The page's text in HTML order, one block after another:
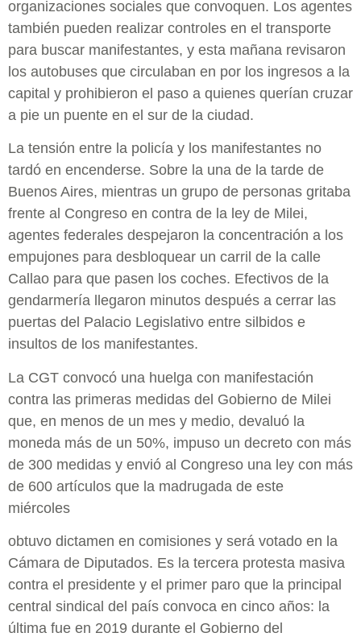
organizaciones sociales que convoquen. Los agentes
también pueden realizar controles en el transporte
para buscar manifestantes, y esta mañana revisaron
los autobuses que circulaban en por los ingresos a la
capital y prohibieron el paso a quienes querían cruzar
a pie un puente en el sur de la ciudad.
La tensión entre la policía y los manifestantes no
tardó en encenderse. Sobre la una de la tarde de
Buenos Aires, mientras un grupo de personas gritaba
frente al Congreso en contra de la ley de Milei,
agentes federales despejaron la concentración a los
empujones para desbloquear un carril de la calle
Callao para que pasen los coches. Efectivos de la
gendarmería llegaron minutos después a cerrar las
puertas del Palacio Legislativo entre silbidos e
insultos de los manifestantes.
La CGT convocó una huelga con manifestación
contra las primeras medidas del Gobierno de Milei
que, en menos de un mes y medio, devaluó la
moneda más de un 50%, impuso un decreto con más
de 300 medidas y envió al Congreso una ley con más
de 600 artículos que la madrugada de este
miércoles
obtuvo dictamen en comisiones y será votado en la
Cámara de Diputados. Es la tercera protesta masiva
contra el presidente y el primer paro que la principal
central sindical del país convoca en cinco años: la
última fue en 2019 durante el Gobierno del